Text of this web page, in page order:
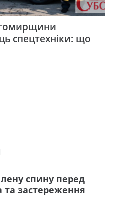
спецтехніки: що
спину перед
та застереження